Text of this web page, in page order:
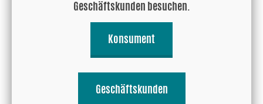
Polo GTI AW, Audi A1 40TFSI
AW EA888, Audi A1 40TFSI GB
Geschäftskunden besuchen.
Konsument
Geschäftskunden